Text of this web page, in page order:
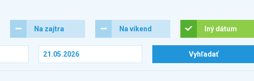
Na zajtra Na víkend Iný dátum